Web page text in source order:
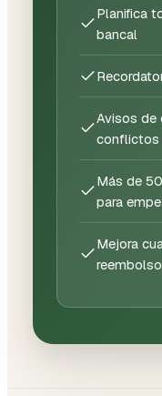
Planifica
bancal
Avisos de
conflictos
Más de
para
Mejora